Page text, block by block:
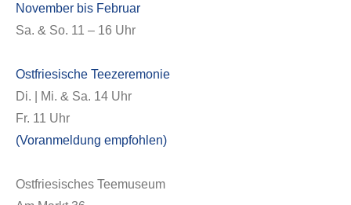
November bis Februar
Sa. & So. 11 – 16 Uhr
Ostfriesische Teezeremonie
Di. | Mi. & Sa. 14 Uhr
Fr. 11 Uhr
(Voranmeldung empfohlen)
Ostfriesisches Teemuseum